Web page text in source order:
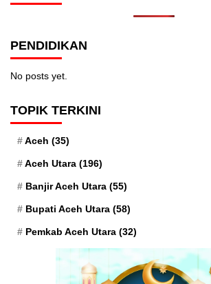
PENDIDIKAN
No posts yet.
TOPIK TERKINI
Aceh (35)
Aceh Utara (196)
Banjir Aceh Utara (55)
Bupati Aceh Utara (58)
Pemkab Aceh Utara (32)